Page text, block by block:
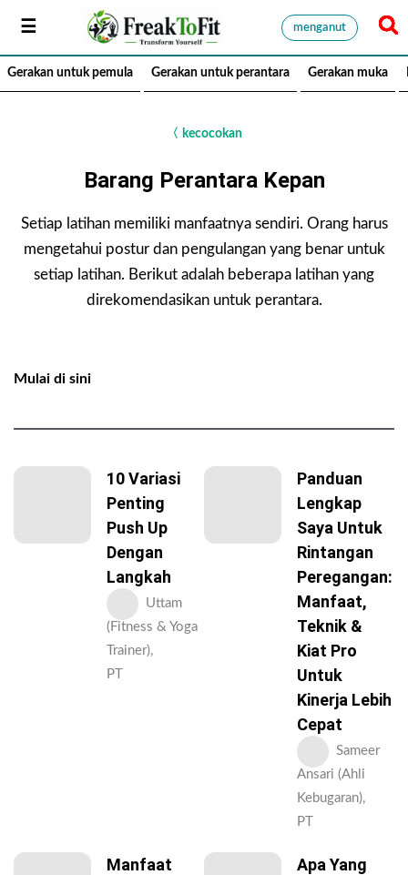
menganut
Gerakan untuk pemula Gerakan untuk perantara Gerakan muka
〈 kecocokan
Barang Perantara Kepan
Setiap latihan memiliki manfaatnya sendiri. Orang harus
mengetahui postur dan pengulangan yang benar untuk
setiap latihan. Berikut adalah beberapa latihan yang
direkomendasikan untuk perantara.
Mulai di sini
10 Variasi
Penting
Push Up
Dengan
Langkah
Uttam
(Fitness & Yoga
Trainer),
PT
Panduan
Lengkap
Saya Untuk
Rintangan
Peregangan:
Manfaat,
Teknik &
Kiat Pro
Untuk
Kinerja Lebih
Cepat
Sameer
Ansari (Ahli
Kebugaran),
PT
Manfaat
Apa Yang